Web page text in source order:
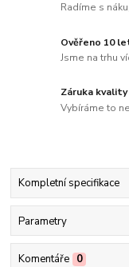
Radíme s
Ověřeno 10
Jsme na trhu
Záruka kvality
Vybíráme to
Kompletní specifikace
Parametry
Komentáře 0